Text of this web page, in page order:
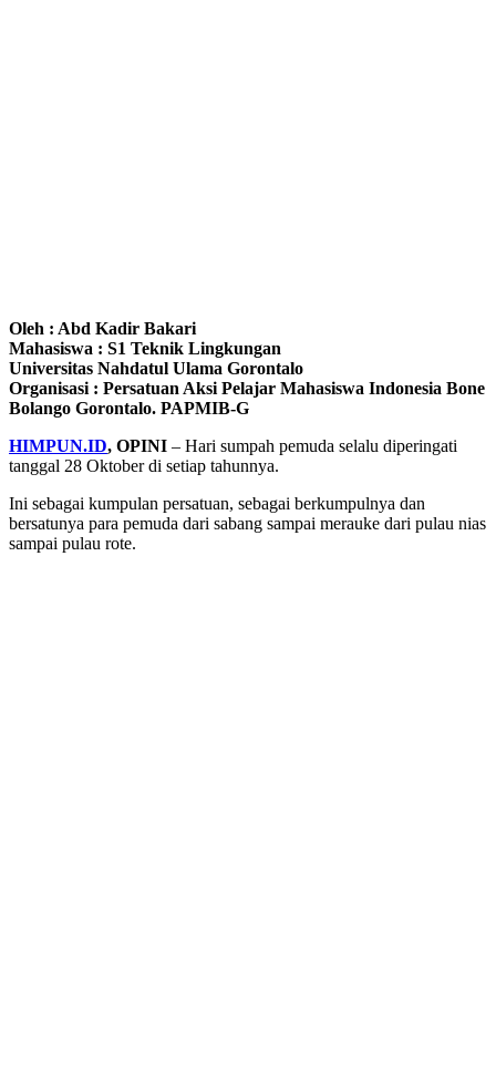
Oleh : Abd Kadir Bakari
Mahasiswa : S1 Teknik Lingkungan
Universitas Nahdatul Ulama Gorontalo
Organisasi : Persatuan Aksi Pelajar Mahasiswa Indonesia Bone
Bolango Gorontalo. PAPMIB-G
HIMPUN.ID, OPINI – Hari sumpah pemuda selalu diperingati
tanggal 28 Oktober di setiap tahunnya.
Ini sebagai kumpulan persatuan, sebagai berkumpulnya dan
bersatunya para pemuda dari sabang sampai merauke dari pulau nias
sampai pulau rote.